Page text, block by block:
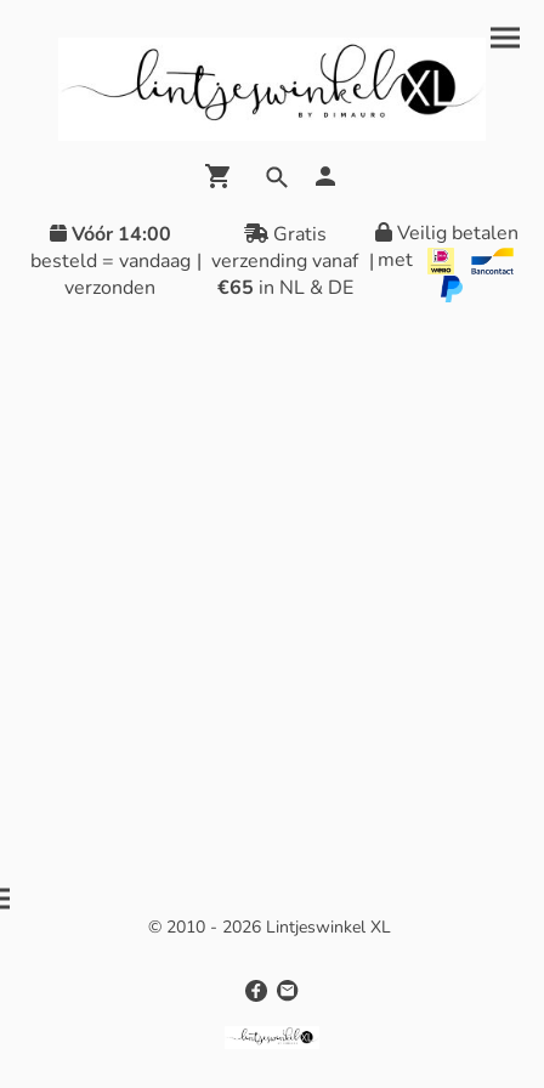
Vóór 14:00
besteld = vandaag
verzonden
|
Gratis
verzending vanaf
€65 in NL & DE
|
Veilig betalen
met
© 2010 - 2026 Lintjeswinkel XL